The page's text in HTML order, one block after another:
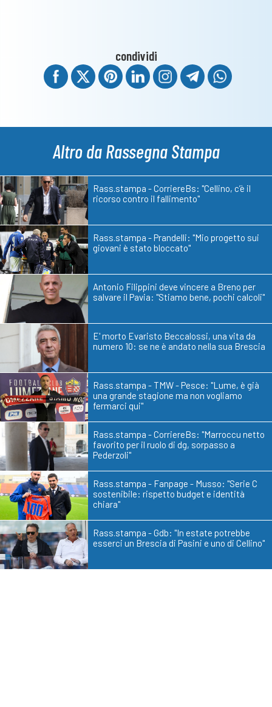
condividi
Altro da Rassegna Stampa
Rass.stampa - CorriereBs: "Cellino, c’è il
ricorso contro il fallimento"
Rass.stampa - Prandelli: "Mio progetto sui
giovani è stato bloccato"
Antonio Filippini deve vincere a Breno per
salvare il Pavia: "Stiamo bene, pochi calcoli"
E' morto Evaristo Beccalossi, una vita da
numero 10: se ne è andato nella sua Brescia
Rass.stampa - TMW - Pesce: "Lume, è già
una grande stagione ma non vogliamo
fermarci qui"
Rass.stampa - CorriereBs: "Marroccu netto
favorito per il ruolo di dg, sorpasso a
Pederzoli"
Rass.stampa - Fanpage - Musso: "Serie C
sostenibile: rispetto budget e identità
chiara"
Rass.stampa - Gdb: "In estate potrebbe
esserci un Brescia di Pasini e uno di Cellino"